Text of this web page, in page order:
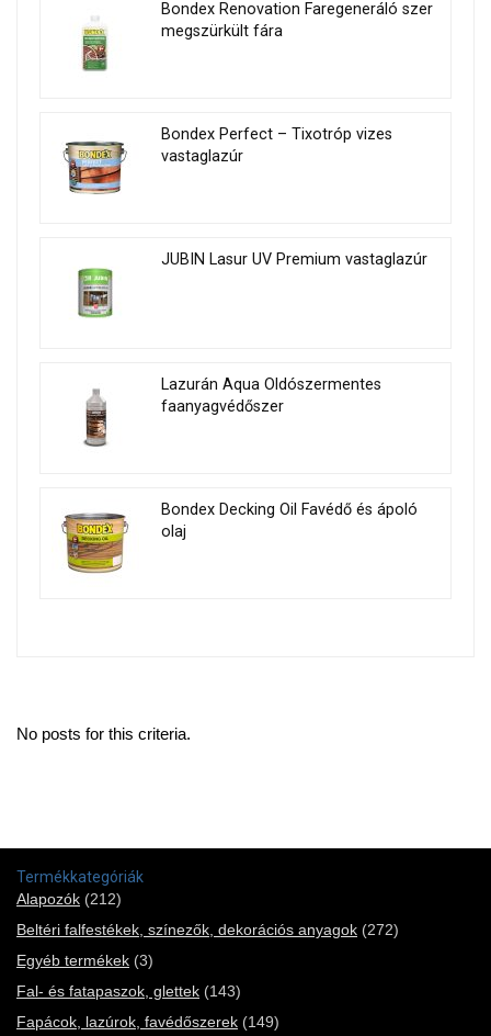
Bondex Renovation Faregeneráló szer
megszürkült fára
Bondex Perfect – Tixotróp vizes
vastaglazúr
JUBIN Lasur UV Premium vastaglazúr
Lazurán Aqua Oldószermentes
faanyagvédőszer
Bondex Decking Oil Favédő és ápoló
olaj
No posts for this criteria.
Termékkategóriák
Alapozók (212)
Beltéri falfestékek, színezők, dekorációs anyagok (272)
Egyéb termékek (3)
Fal- és fatapaszok, glettek (143)
Fapácok, lazúrok, favédőszerek (149)